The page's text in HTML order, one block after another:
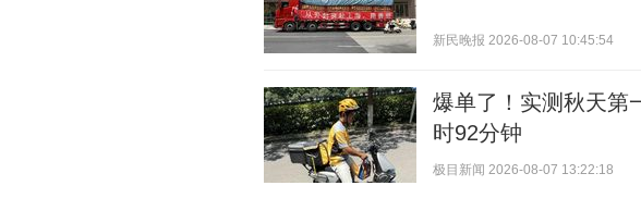
新民晚报 2026-08-07 10:45:54
爆单了！实测秋天第
时92分钟
极目新闻 2026-08-07 13:22:18